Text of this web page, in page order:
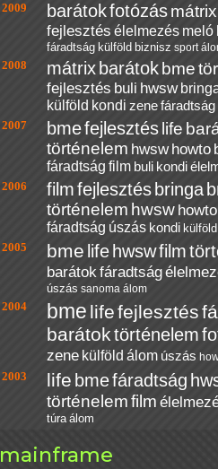
2009 barátokfotózásmátrix
fejlesztés élelmezés meló
fáradtság külföld biznisz sport
2008 mátrix barátok bme
fejlesztés buli hwsw
külföld kondi zenefáradtság
2007 bmefejlesztés life
történelem hwsw howto
fáradtság film buli kondi
2006 filmfejlesztés bringa
történelem hwsw howto
fáradtság úszás kondi külföld
2005 bme life hwswfilm
barátokfáradtság
úszás sanoma álom
2004 bme lifefejlesztés
barátoktörténelem
zene külföld álom úszás
2003 life bmefáradtság
történelemfilm
túra álom
mainframe